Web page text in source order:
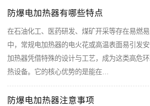
防爆电加热器有哪些特点
在石油化工、医药研发、煤矿开采等存在易燃
中，常规电加热器的电火花或高温表面易引发
加热器凭借特殊的设计与工艺，成为这类高危
热设备。它的核心优势的是能在…
防爆电加热器注意事项